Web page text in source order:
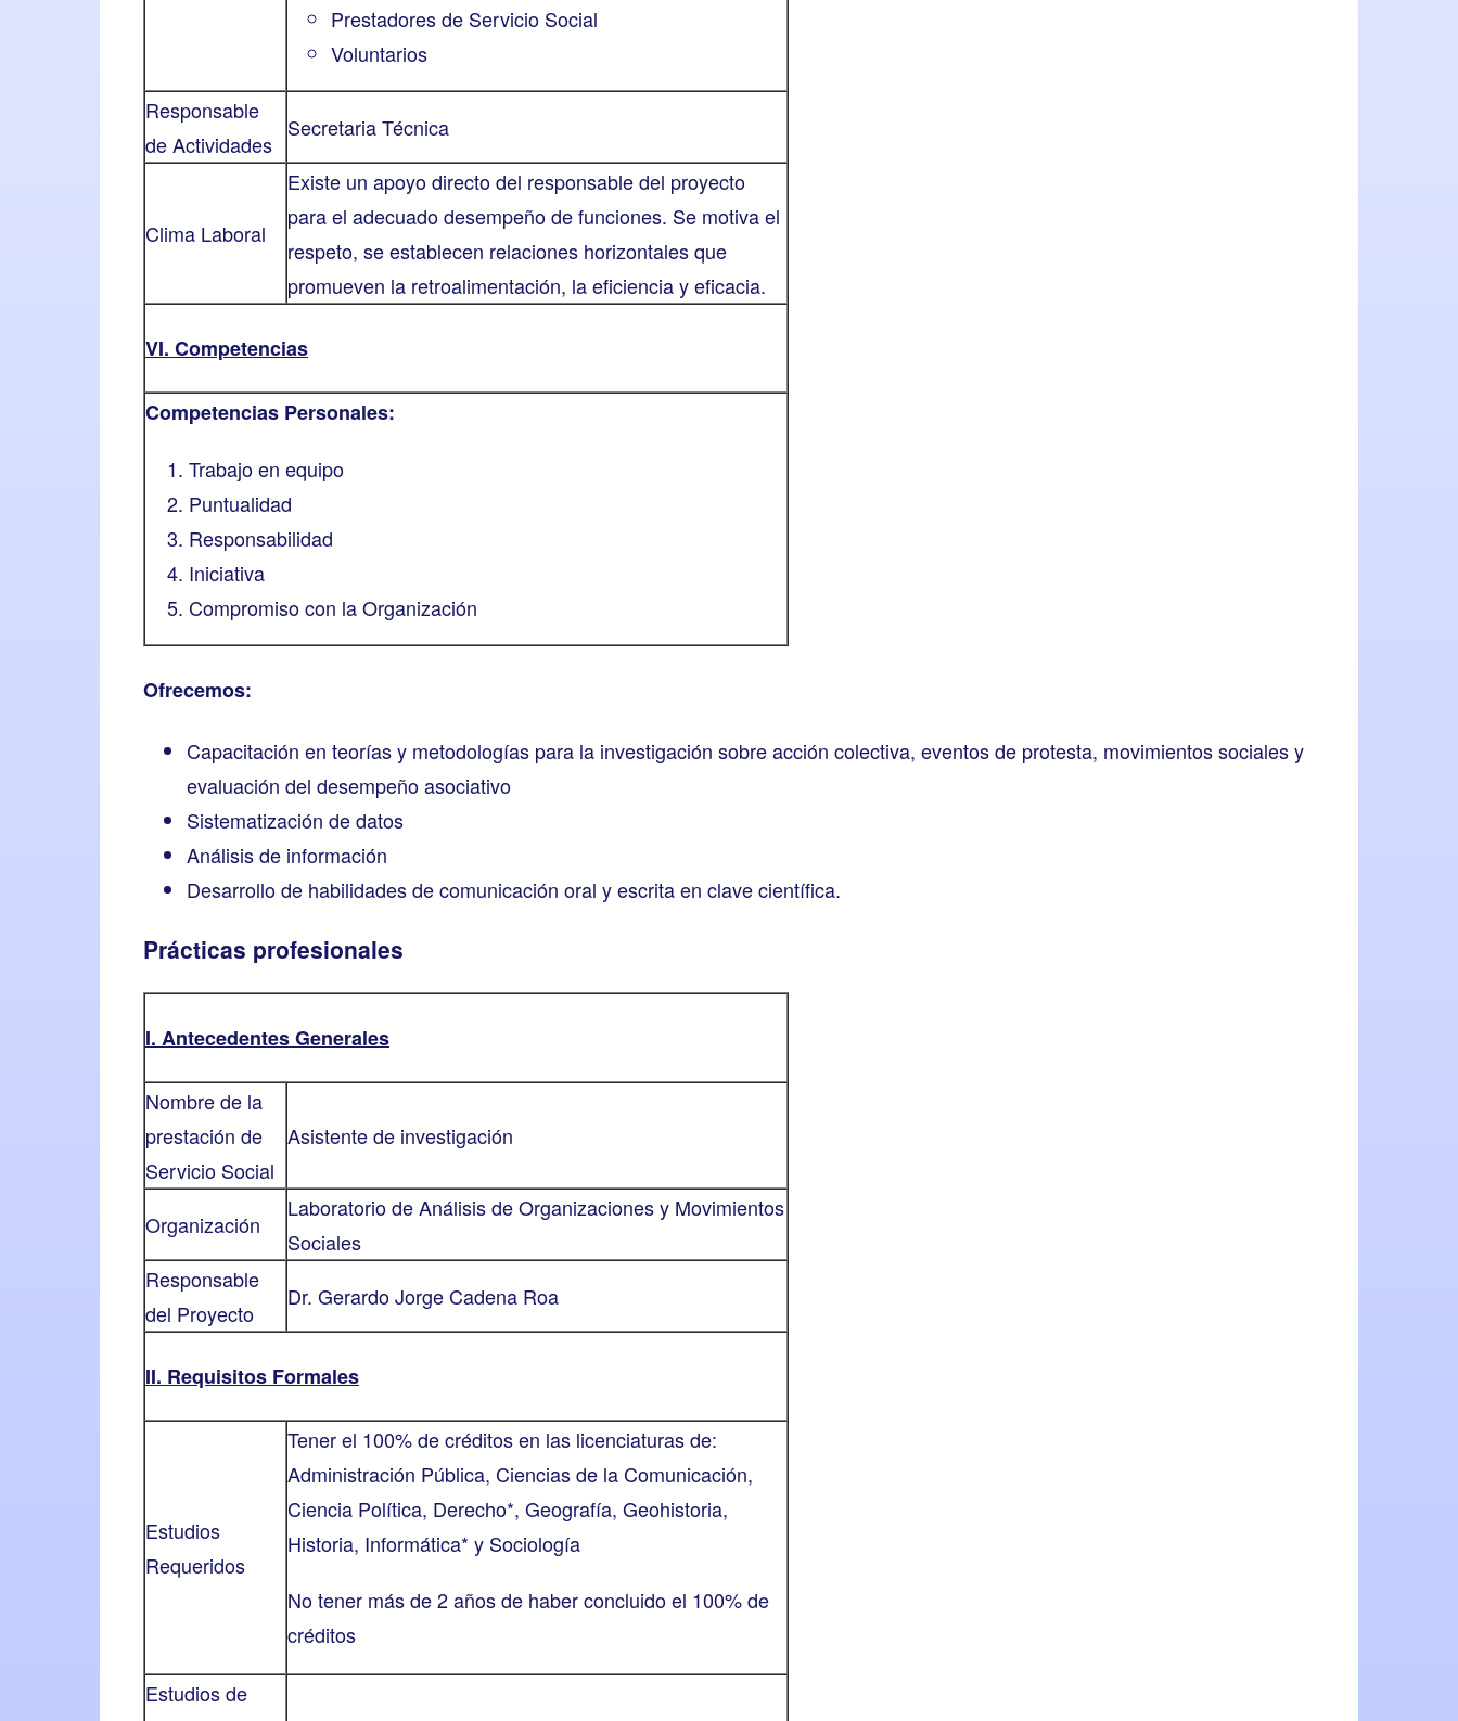
Prestadores de Servicio Social
Voluntarios
Responsable
de Actividades
Secretaria Técnica
Clima Laboral
Existe un apoyo directo del responsable del proyecto
para el adecuado desempeño de funciones. Se motiva el
respeto, se establecen relaciones horizontales que
promueven la retroalimentación, la eficiencia y eficacia.
VI. Competencias
Competencias Personales:
Trabajo en equipo
Puntualidad
Responsabilidad
Iniciativa
Compromiso con la Organización
Ofrecemos:
Capacitación en teorías y metodologías para la investigación sobre acción colectiva, eventos de protesta, movimientos sociales y
evaluación del desempeño asociativo
Sistematización de datos
Análisis de información
Desarrollo de habilidades de comunicación oral y escrita en clave científica.
Prácticas profesionales
I. Antecedentes Generales
Nombre de la
prestación de
Servicio Social
Asistente de investigación
Organización
Laboratorio de Análisis de Organizaciones y Movimientos
Sociales
Responsable
del Proyecto
Dr. Gerardo Jorge Cadena Roa
II. Requisitos Formales
Estudios
Requeridos
Tener el 100% de créditos en las licenciaturas de:
Administración Pública, Ciencias de la Comunicación,
Ciencia Política, Derecho*, Geografía, Geohistoria,
Historia, Informática* y Sociología
No tener más de 2 años de haber concluido el 100% de
créditos
Estudios de